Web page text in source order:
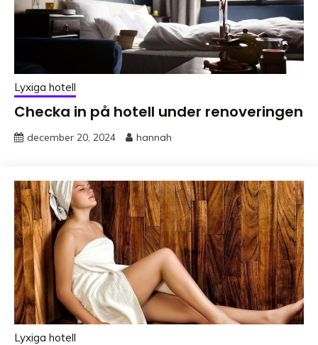
Lyxiga hotell
Checka in på hotell under renoveringen
december 20, 2024 hannah
Lyxiga hotell